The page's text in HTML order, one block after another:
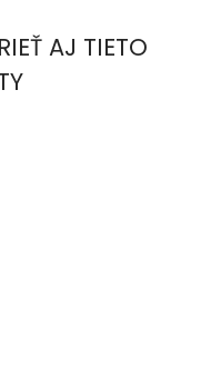
AJ TIETO